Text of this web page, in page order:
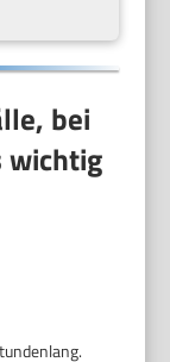
bei
wichtig